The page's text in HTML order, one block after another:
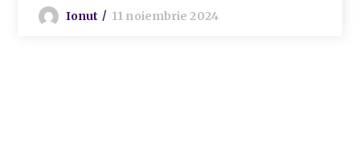
Ionut 11 noiembrie 2024